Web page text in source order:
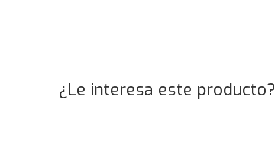
¿Le interesa este producto?